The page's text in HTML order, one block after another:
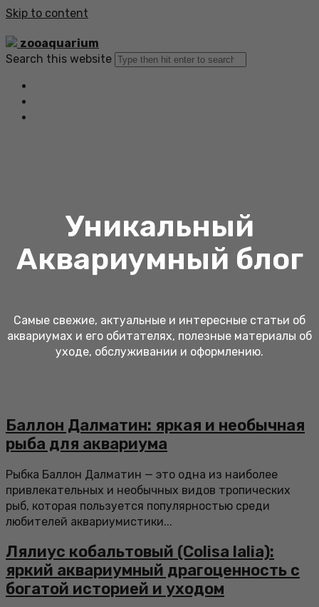
Skip to content
zooaquarium
Search this website
Уникальный
Аквариумный блог
Самые свежие, актуальные и интересные статьи об
аквариумах и его обитателях, полезные материалы об
уходе, обслуживании и оформлению.
Баллон Далматин: яркая и необычная
рыба для аквариума
Рыбка Баллон Далматин — это одна из наиболее
привлекательных и необычных видов тропических
рыб, которая пользуется популярностью среди
любителей аквариумистики...
Лялиус кобальтовый (Colisa lalia):
яркий аквариумный драгоценность с
богатой историей и уходом